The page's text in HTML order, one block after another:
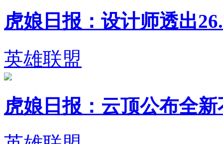
虎娘日报：设计师透出
英雄联盟
虎娘日报：云顶公布全